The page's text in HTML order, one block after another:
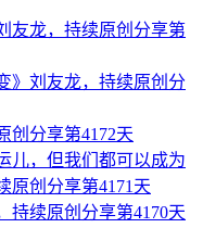
友龙，持续原创分享第
》刘友龙，持续原创分
创分享第4172天
儿，但我们都可以成为
原创分享第4171天
持续原创分享第4170天